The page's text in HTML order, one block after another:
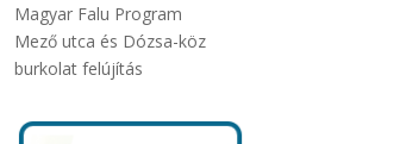
Magyar Falu Program
Mező utca és Dózsa-köz
burkolat felújítás